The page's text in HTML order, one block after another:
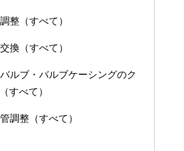
整（すべて）
換（すべて）
ルブ・バルブケーシングのク
すべて）
調整（すべて）